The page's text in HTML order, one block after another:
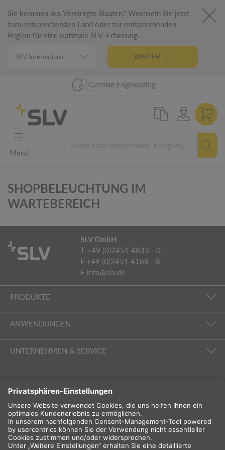
Sie kommen aus Vereinigte Staaten? Wechseln Sie jetzt
zum entsprechenden Land oder zur entsprechenden
Region für eine optimale SLV-Erfahrung.
WEITER
5 Jahre Garantie
German Engineering
Lieferung 24h DE | 48h EU
98% Warenverfügbarkeit
Menü
SHOPBELEUCHTUNG IM
WARTEBEREICH
SLV GmbH
T +49 (0)2451 4833 - 0
F +49 (0)2451 4188 - 8
E info@slv.de
PRODUKTE
ANWENDUNGEN
UNTERNEHMEN & SERVICE
FOLGEN SIE UNS
INTERNATIONAL